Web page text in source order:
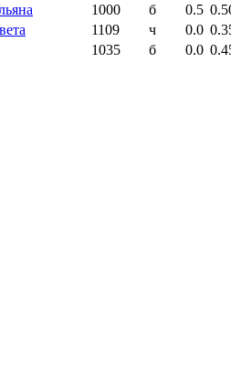
1000 б 0.5
1109 ч 0.0
1035 б 0.0